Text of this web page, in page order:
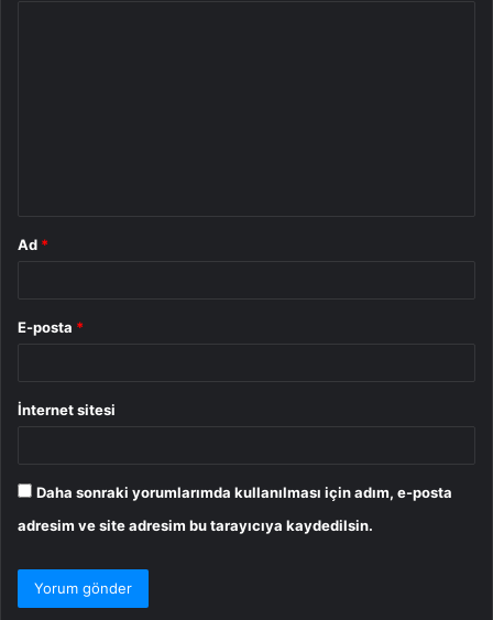
Ad *
E-posta *
İnternet sitesi
Daha sonraki yorumlarımda kullanılması için adım, e-posta
adresim ve site adresim bu tarayıcıya kaydedilsin.